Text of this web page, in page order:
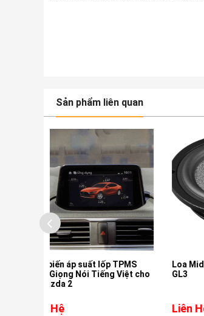
Sản phẩm liên quan
Loa Mid Ô tô BRAX GRAPHIC
GL3